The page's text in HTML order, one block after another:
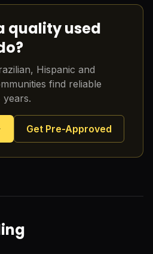
quality used
Hispanic and
find reliable
Get Pre-Approved